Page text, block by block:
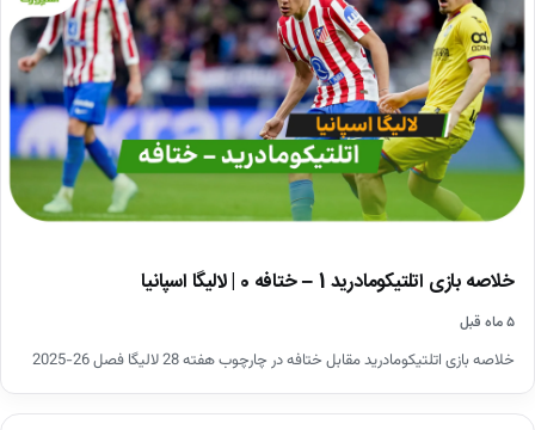
خلاصه بازی اتلتیکومادرید 1 – ختافه 0 | لالیگا اسپانیا
۵ ماه قبل
خلاصه بازی اتلتیکومادرید مقابل ختافه در چارچوب هفته 28 لالیگا فصل 26-2025